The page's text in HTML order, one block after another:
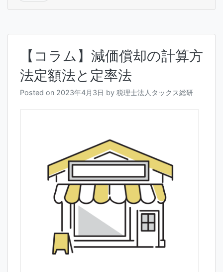
【コラム】減価償却の計算方
法定額法と定率法
Posted on 2023年4月3日 by 税理士法人タックス総研